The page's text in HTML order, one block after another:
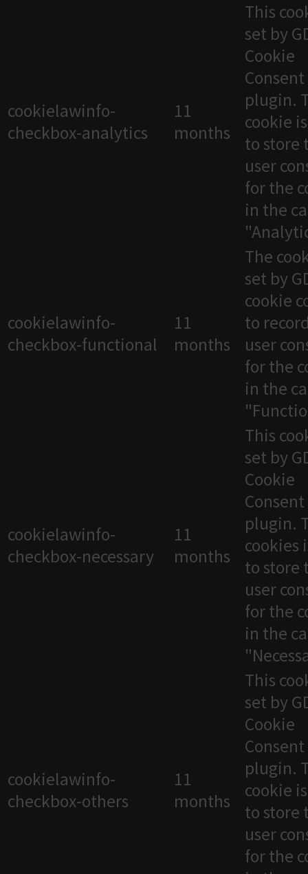
cookielawinfo-
checkbox-analytics
11
months
This
set by
Cookie
Consent
plugin.
cookie
to store
user
for the
in the
cookielawinfo-
checkbox-functional
11
months
The
set by
cookie
to
user
for the
in the
cookielawinfo-
checkbox-necessary
11
months
This
set by
Cookie
Consent
plugin.
cookies
to store
user
for the
in the
cookielawinfo-
checkbox-others
11
months
This
set by
Cookie
Consent
plugin.
cookie
to store
user
for the